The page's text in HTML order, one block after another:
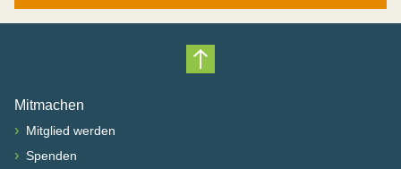
Nach oben scrollen
Mitmachen
› Mitglied werden
› Spenden